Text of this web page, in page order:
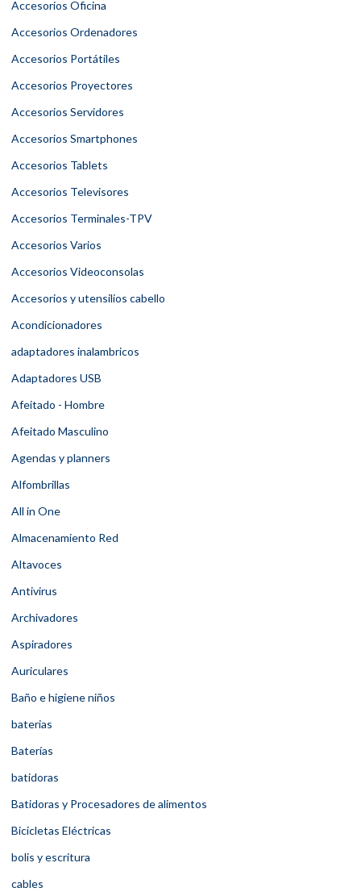
Accesorios Oficina
Accesorios Ordenadores
Accesorios Portátiles
Accesorios Proyectores
Accesorios Servidores
Accesorios Smartphones
Accesorios Tablets
Accesorios Televisores
Accesorios Terminales-TPV
Accesorios Varios
Accesorios Videoconsolas
Accesorios y utensilios cabello
Acondicionadores
adaptadores inalambricos
Adaptadores USB
Afeitado - Hombre
Afeitado Masculino
Agendas y planners
Alfombrillas
All in One
Almacenamiento Red
Altavoces
Antivirus
Archivadores
Aspiradores
Auriculares
Baño e higiene niños
baterias
Baterías
batidoras
Batidoras y Procesadores de alimentos
Bicicletas Eléctricas
bolis y escritura
cables